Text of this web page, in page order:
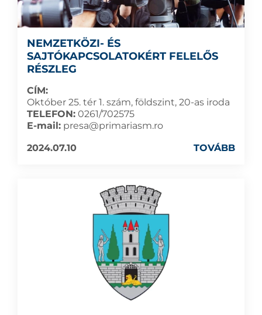
NEMZETKÖZI- ÉS
SAJTÓKAPCSOLATOKÉRT FELELŐS
RÉSZLEG
CÍM:
Október 25. tér 1. szám, földszint, 20-as iroda
TELEFON: 0261/702575
E-mail: presa@primariasm.ro
2024.07.10
TOVÁBB